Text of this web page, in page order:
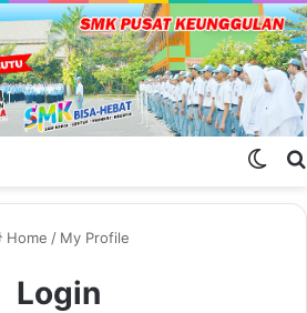
Home / My Profile
Login